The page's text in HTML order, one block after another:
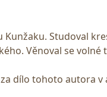
Kunžaku. Studoval
Věnoval se
dílo tohoto autora v